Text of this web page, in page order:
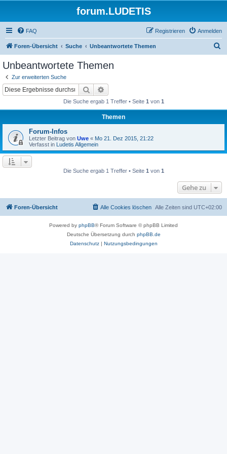
forum.LUDETIS
FAQ Anmelden
Registrieren
Foren-Übersicht Suche Unbeantwortete Themen
Unbeantwortete Themen
Zur erweiterten Suche
Suche
Die Suche ergab 1 Treffer • Seite 1 von 1
Themen
Forum-Infos
Letzter Beitrag von Uwe « Mo 21. Dez 2015, 21:22
Verfasst in Ludetis Allgemein
Die Suche ergab 1 Treffer • Seite 1 von 1
Gehe zu
Foren-Übersicht Alle Zeiten sind UTC+02:00
Alle Cookies löschen
Powered by phpBB® Forum Software © phpBB Limited
Deutsche Übersetzung durch phpBB.de
Datenschutz| Nutzungsbedingungen